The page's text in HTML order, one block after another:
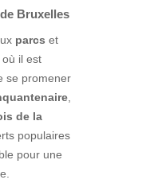
Bruxelles
parcs et
il est
se promener
,
de la
populaires
pour une